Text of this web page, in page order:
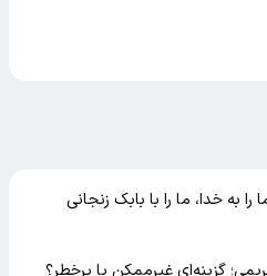
را به خدا، ما را با بابک زنجانی